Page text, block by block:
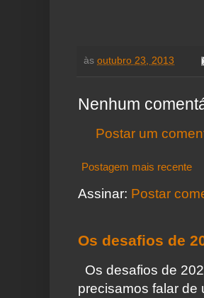
às outubro 23, 2013
Nenhum
Postar um
Postagem mais recente
Assinar: Postar
Os desafios de
Os desafios de
precisamos falar de